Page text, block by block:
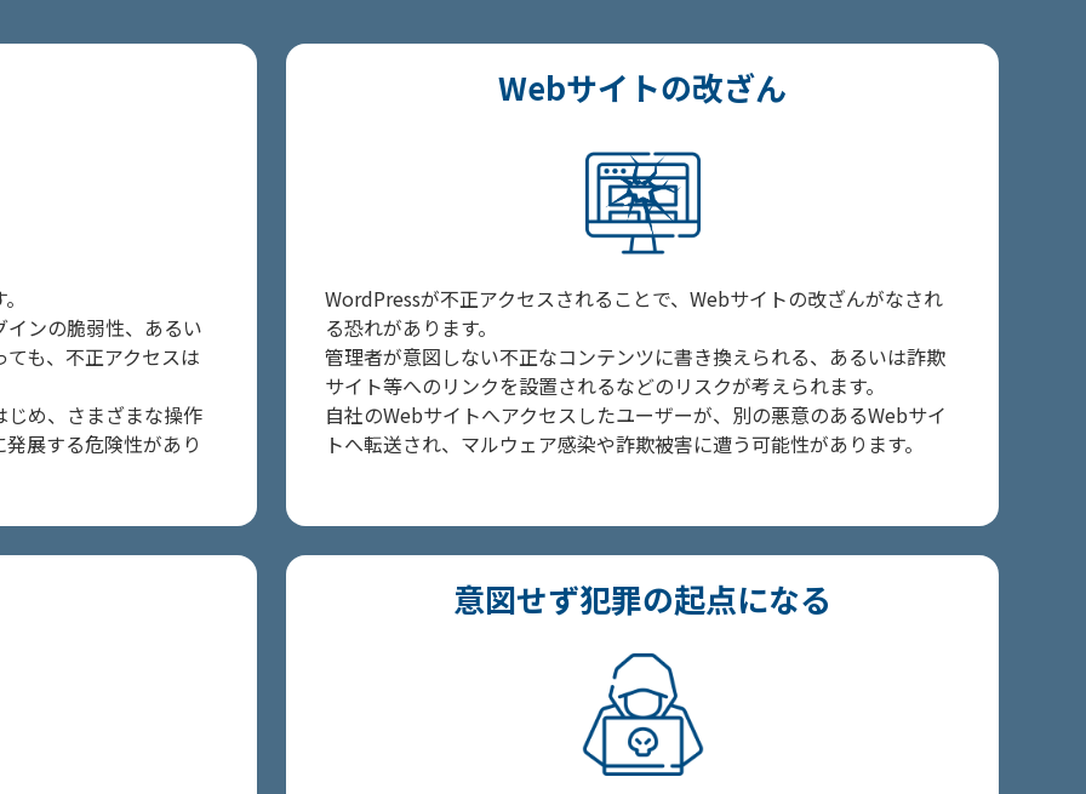
ンの脆弱性、あるい
も、不正アクセスは
め、さまざまな操作
展する危険性があり
Webサイトの改ざん
WordPressが不正アクセスされることで、Webサイトの改ざんがなされ
る恐れがあります。
管理者が意図しない不正なコンテンツに書き換えられる、あるいは詐欺
サイト等へのリンクを設置されるなどのリスクが考えられます。
自社のWebサイトへアクセスしたユーザーが、別の悪意のあるWebサイ
トへ転送され、マルウェア感染や詐欺被害に遭う可能性があります。
意図せず犯罪の起点になる